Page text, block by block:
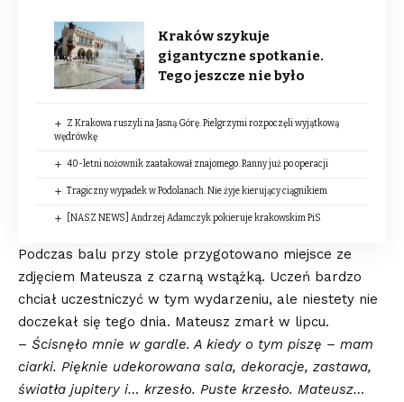
Kraków szykuje
gigantyczne spotkanie.
Tego jeszcze nie było
Z Krakowa ruszyli na Jasną Górę. Pielgrzymi rozpoczęli wyjątkową
wędrówkę
40-letni nożownik zaatakował znajomego. Ranny już po operacji
Tragiczny wypadek w Podolanach. Nie żyje kierujący ciągnikiem
[NASZ NEWS] Andrzej Adamczyk pokieruje krakowskim PiS
Podczas balu przy stole przygotowano miejsce ze
zdjęciem Mateusza z czarną wstążką. Uczeń bardzo
chciał uczestniczyć w tym wydarzeniu, ale niestety nie
doczekał się tego dnia. Mateusz zmarł w lipcu.
– Ścisnęło mnie w gardle. A kiedy o tym piszę – mam
ciarki. Pięknie udekorowana sala, dekoracje, zastawa,
światła jupitery i… krzesło. Puste krzesło. Mateusz…